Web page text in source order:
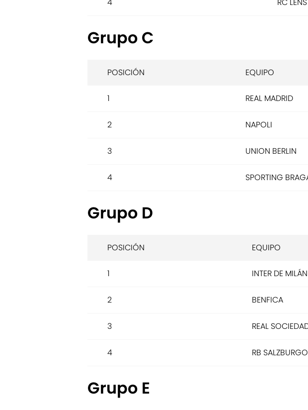
4 RC LENS
Grupo C
POSICIÓN EQUIPO
1 REAL MADRID
2 NAPOLI
3 UNION BERLIN
4 SPORTING
Grupo D
POSICIÓN EQUIPO
1 INTER DE MILÁN
2 BENFICA
3 REAL
4 RB SALZBURGO
Grupo E